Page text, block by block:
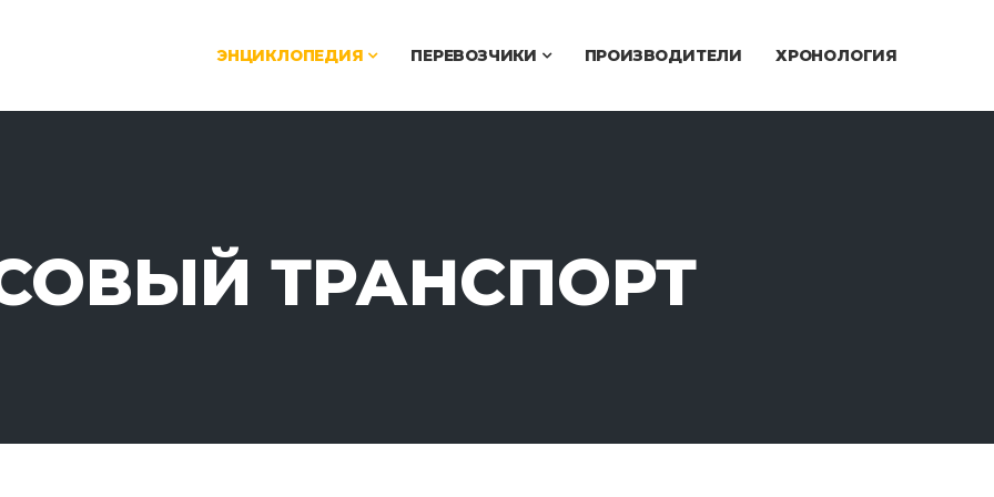
ЭНЦИКЛОПЕДИЯ ПЕРЕВОЗЧИКИ ПРОИЗВОДИТЕЛИ ХРОНОЛОГИЯ
ТРАНСПОРТ